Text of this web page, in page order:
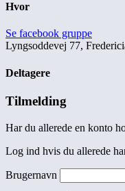
Hvor
Se facebook gruppe
Lyngsoddevej 77,
Deltagere
Tilmelding
Har du allerede en konto
Log ind hvis du allerede
Brugernavn